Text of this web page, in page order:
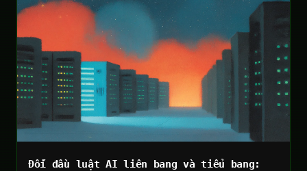
Đối đầu luật AI liên bang và tiểu bang: